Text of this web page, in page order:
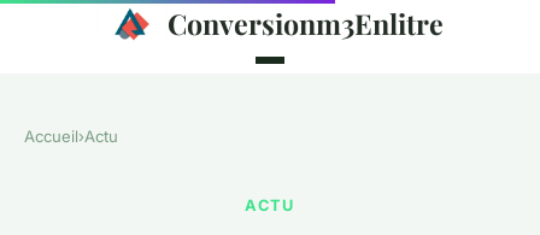
Conversionm3Enlitre
Accueil›Actu
ACTU